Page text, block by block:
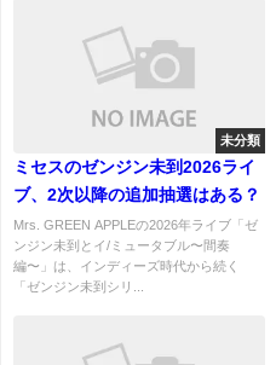
未分類
ミセスのゼンジン未到2026ライ
ブ、2次以降の追加抽選はある？
Mrs. GREEN APPLEの2026年ライブ「ゼ
ンジン未到とイ/ミュータブル〜間奏
編〜」は、インディーズ時代から続く
「ゼンジン未到シリ...